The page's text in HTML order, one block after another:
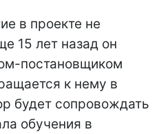
в проекте не
15 лет назад он
постановщиком
к нему в
будет сопровождать
обучения в